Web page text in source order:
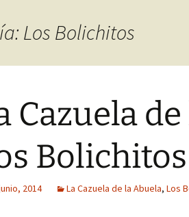
Los Bolichitos
Cazuela
Bolichitos
2014 La Cazuela de la Abuela, Los